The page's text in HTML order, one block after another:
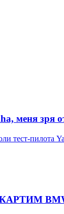
меня зря
тест-пилота
BMW